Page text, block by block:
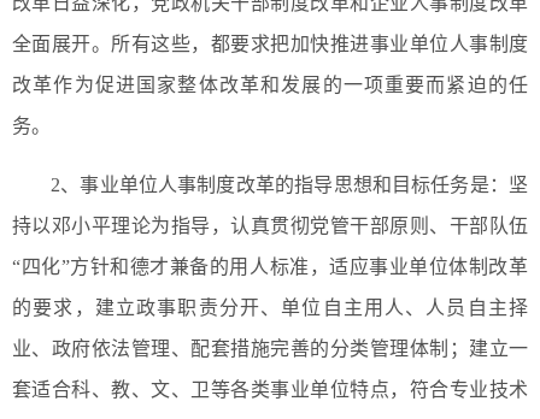
全面展开。所有这些，都要求把加快推进事业单位人事制度
改革作为促进国家整体改革和发展的一项重要而紧迫的任
务。
2、事业单位人事制度改革的指导思想和目标任务是：坚
持以邓小平理论为指导，认真贯彻党管干部原则、干部队伍
“四化”方针和德才兼备的用人标准，适应事业单位体制改革
的要求，建立政事职责分开、单位自主用人、人员自主择
业、政府依法管理、配套措施完善的分类管理体制；建立一
套适合科、教、文、卫等各类事业单位特点，符合专业技术